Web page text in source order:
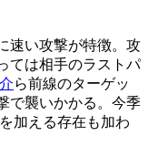
速い攻撃が特徴。攻
ては相手のラストパ
ら前線のターゲッ
で襲いかかる。今季
加える存在も加わ